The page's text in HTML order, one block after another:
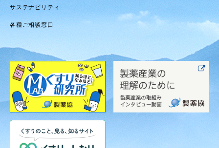
サステナビリティ
各種ご相談窓口